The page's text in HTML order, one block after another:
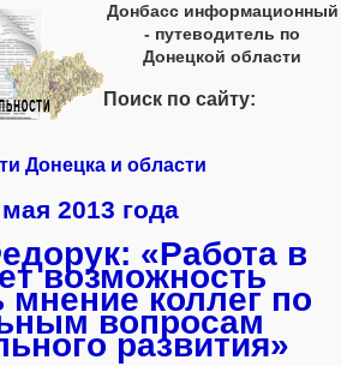
Донбасс информационный
- путеводитель по
Донецкой области
Поиск по сайту:
Донецка и области
2013 года
«Работа в
возможность
коллег по
вопросам
развития»